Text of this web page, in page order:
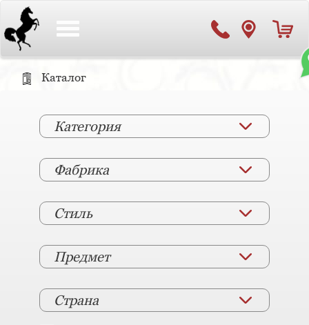
Каталог
Категория
Фабрика
Стиль
Предмет
Страна